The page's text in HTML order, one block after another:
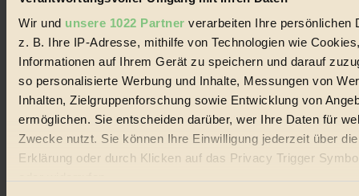
Wir und unsere 1022 Partner verarbeiten Ihre persönlichen
z. B. Ihre IP-Adresse, mithilfe von Technologien wie
Informationen auf Ihrem Gerät zu speichern und darauf
so personalisierte Werbung und Inhalte, Messungen von
Inhalten, Zielgruppenforschung sowie Entwicklung von
ermöglichen. Sie entscheiden darüber, wer Ihre Daten für
Zwecke nutzt. Sie können Ihre Einwilligung jederzeit über
Erklärung oder durch Klicken auf das Privacy Trigger
© 2026 Biorama GmbH
Impressum & Disclaimer
Datenschutz
Mediadaten
Biorama steht für einen nachhaltigen Lebensstil und bewussten
Lebenswandel. Es ist eine moderne Plattform für Ideen, Menschen
Handels mit Bioprodukten, des Fair-Trade sowie der Branche